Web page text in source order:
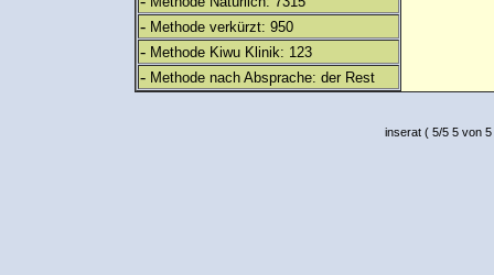
- Methode verkürzt: 950
- Methode Kiwu Klinik: 123
- Methode nach Absprache: der Rest
inserat( 5/5 5 von 5